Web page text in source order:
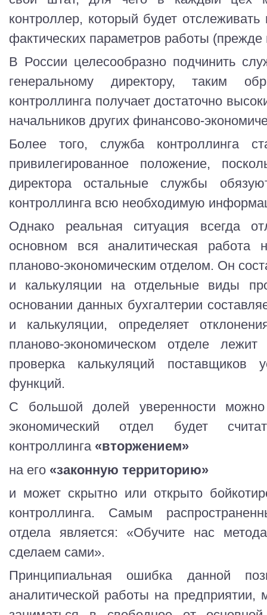
контроллер, который будет
фактических параметров работы (прежде
В России целесообразно подчинить
генеральному директору, таким
контроллинга получает достаточно
начальников других финансово-
Более того, служба контроллинга
привилегированное положение,
директора остальные службы
контроллинга всю необходимую
Однако реальная ситуация всегда
основном вся аналитическая работа
планово-экономическим отделом. Он
и калькуляции на отдельные виды
основании данных бухгалтерии
и калькуляции, определяет
планово-экономическом отделе
проверка калькуляций поставщиков
функций.
С большой долей уверенности
экономический отдел будет
контроллинга «вторжением»
на его «законную территорию»
и может скрытно или открыто
контроллинга. Самым
отдела является: «Обучите нас
сделаем сами».
Принципиальная ошибка данной
аналитической работы на